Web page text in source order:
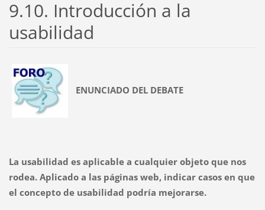
9.10. Introducción a la
usabilidad
ENUNCIADO DEL DEBATE
La usabilidad es aplicable a cualquier objeto que nos
rodea. Aplicado a las páginas web, indicar casos en que
el concepto de usabilidad podría mejorarse.